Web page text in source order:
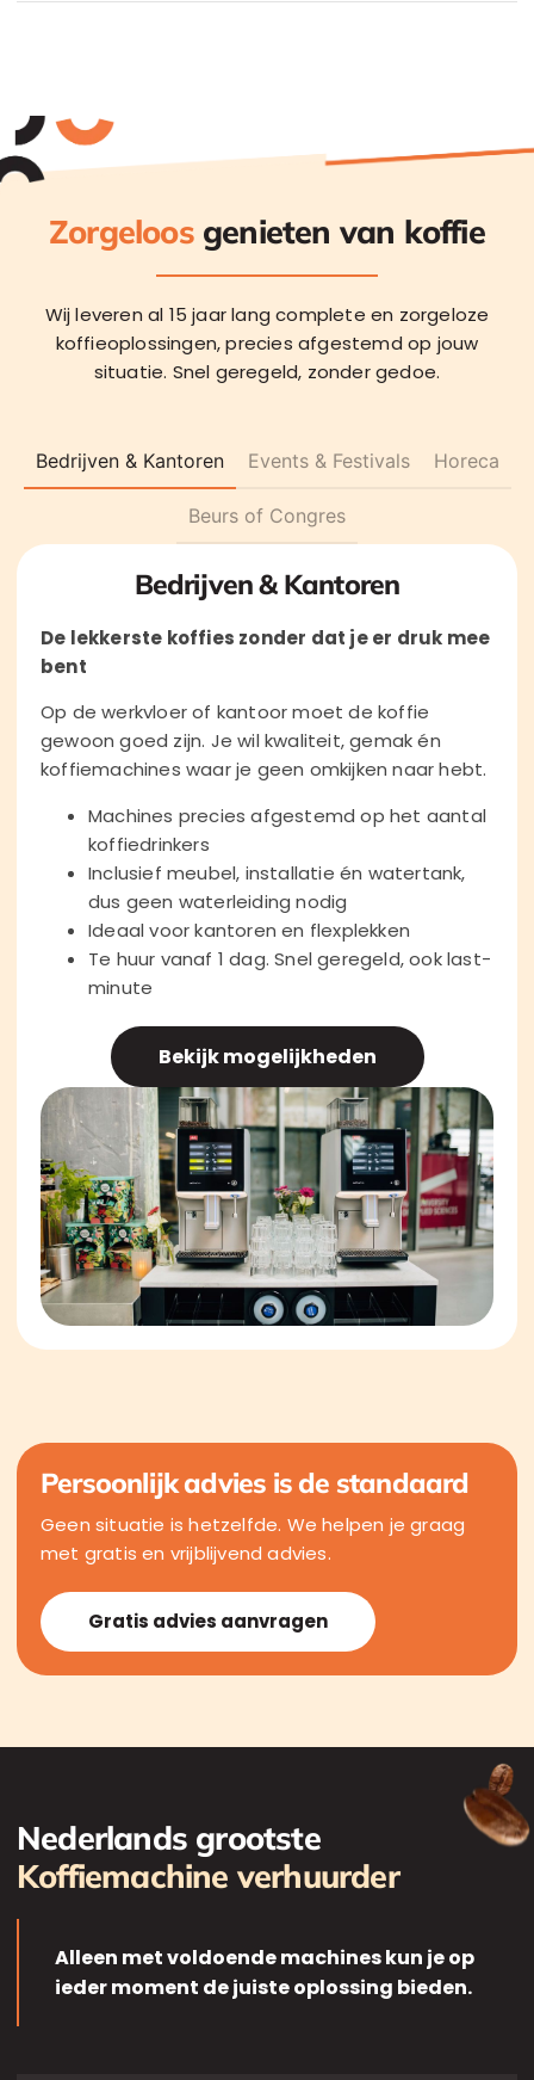
Zorgeloos genieten van koffie
Wij leveren al 15 jaar lang complete en zorgeloze
koffieoplossingen, precies afgestemd op jouw
situatie. Snel geregeld, zonder gedoe.
Bedrijven & Kantoren Events & Festivals Horeca
Beurs of Congres
Bedrijven & Kantoren
De lekkerste koffies zonder dat je er druk mee
bent
Op de werkvloer of kantoor moet de koffie
gewoon goed zijn. Je wil kwaliteit, gemak én
koffiemachines waar je geen omkijken naar hebt.
Machines precies afgestemd op het aantal
koffiedrinkers
Inclusief meubel, installatie én watertank,
dus geen waterleiding nodig
Ideaal voor kantoren en flexplekken
Te huur vanaf 1 dag. Snel geregeld, ook last-
minute
Bekijk mogelijkheden
Persoonlijk advies is de standaard
Geen situatie is hetzelfde. We helpen je graag
met gratis en vrijblijvend advies.
Gratis advies aanvragen
Nederlands grootste
Koffiemachine verhuurder
Alleen met voldoende machines kun je op
ieder moment de juiste oplossing bieden.